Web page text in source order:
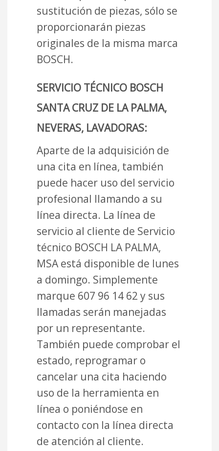
sustitución de piezas, sólo se
proporcionarán piezas
originales de la misma marca
BOSCH.
SERVICIO TÉCNICO BOSCH
SANTA CRUZ DE LA PALMA,
NEVERAS, LAVADORAS:
Aparte de la adquisición de
una cita en línea, también
puede hacer uso del servicio
profesional llamando a su
línea directa. La línea de
servicio al cliente de Servicio
técnico BOSCH LA PALMA,
MSA está disponible de lunes
a domingo. Simplemente
marque 607 96 14 62 y sus
llamadas serán manejadas
por un representante.
También puede comprobar el
estado, reprogramar o
cancelar una cita haciendo
uso de la herramienta en
línea o poniéndose en
contacto con la línea directa
de atención al cliente.